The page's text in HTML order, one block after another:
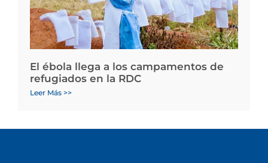
El ébola llega a los campamentos de
refugiados en la RDC
Leer Más >>